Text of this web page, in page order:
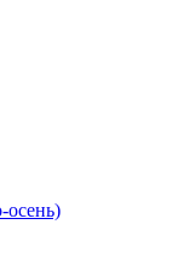
осень)